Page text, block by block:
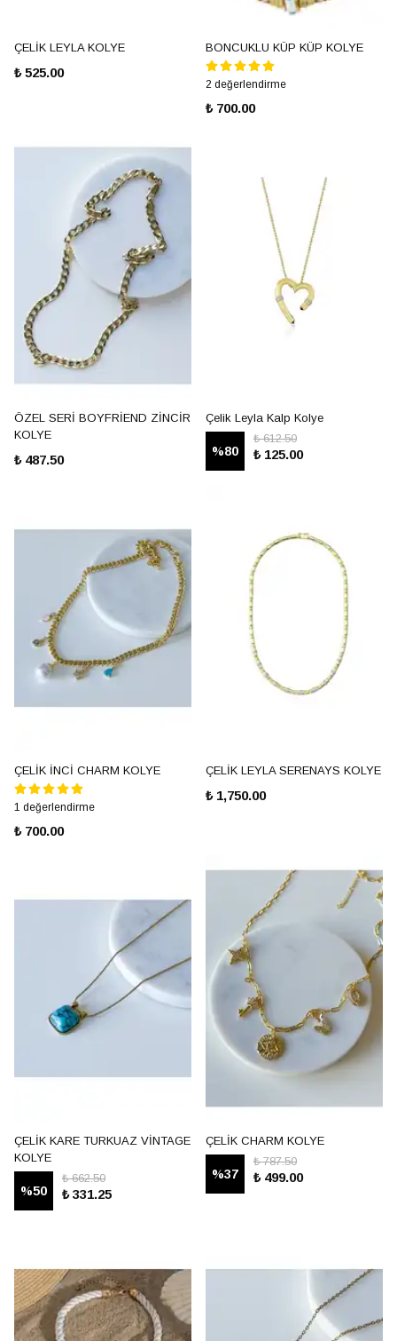
ÇELİK LEYLA KOLYE
₺ 525.00
BONCUKLU KÜP KÜP KOLYE
2 değerlendirme
₺ 700.00
ÖZEL SERİ BOYFRİEND ZİNCİR
KOLYE
₺ 487.50
Çelik Leyla Kalp Kolye
%80
₺ 612.50
₺ 125.00
ÇELİK İNCİ CHARM KOLYE
1 değerlendirme
₺ 700.00
ÇELİK LEYLA SERENAYS KOLYE
₺ 1,750.00
ÇELİK KARE TURKUAZ VİNTAGE
KOLYE
%50
₺ 662.50
₺ 331.25
ÇELİK CHARM KOLYE
%37
₺ 787.50
₺ 499.00